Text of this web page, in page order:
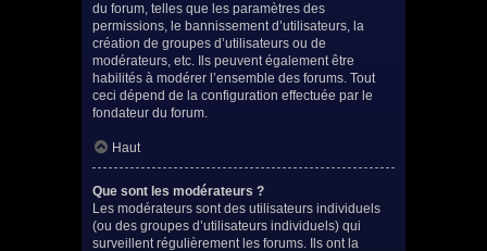
du forum, telles que les paramètres des
permissions, le bannissement d’utilisateurs, la
création de groupes d’utilisateurs ou de
modérateurs, etc. Ils peuvent également être
habilités à modérer l’ensemble des forums. Tout
ceci dépend de la configuration effectuée par le
fondateur du forum.
Haut
Que sont les modérateurs ?
Les modérateurs sont des utilisateurs individuels
(ou des groupes d’utilisateurs individuels) qui
surveillent régulièrement les forums. Ils ont la